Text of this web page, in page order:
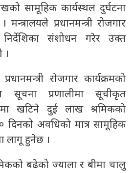
सामूहिक कार्यस्थल दुर्घटना
प्रधानमन्त्री रोजगार
संशोधन गरेर उक्त
।
रोजगार कार्यक्रमको
सूचना प्रणालीमा सूचीकृत
खटिने दुई लाख श्रमिकको
दिनको अवधिको मात्र सामूहिक
लागू हुनेछ ।
बढेको ज्याला र बीमा चालु